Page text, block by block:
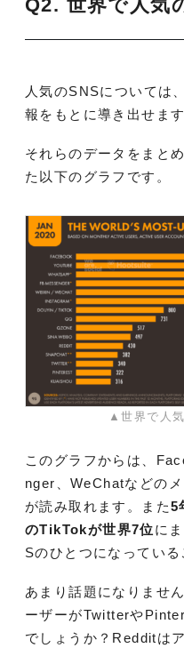
Q2. 世界で人気
人気のSNSについては
報をもとに導き出せます
それらのデータをまと
た以下のグラフです。
▲世界で人
このグラフからは、
nger、WeChatなどの
が読み取れます。また5
のTikTokが世界7位に
Sのひとつになっている
あまり話題になりませ
ーザーがTwitterや
でしょうか？Redditは